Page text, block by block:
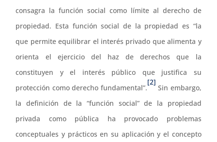
consagra la función social como límite al derecho de
propiedad. Esta función social de la propiedad es “la
que permite equilibrar el interés privado que alimenta y
orienta el ejercicio del haz de derechos que la
constituyen y el interés público que justifica su
protección como derecho fundamental”.
[2]
Sin embargo,
la definición de la “función social” de la propiedad
privada como pública ha provocado problemas
conceptuales y prácticos en su aplicación y el concepto